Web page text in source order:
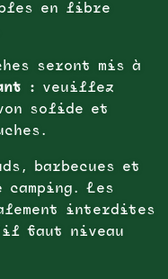
en libre
seront mis à
: veuillez
solide et
barbecues et
Les
interdites
faut niveau